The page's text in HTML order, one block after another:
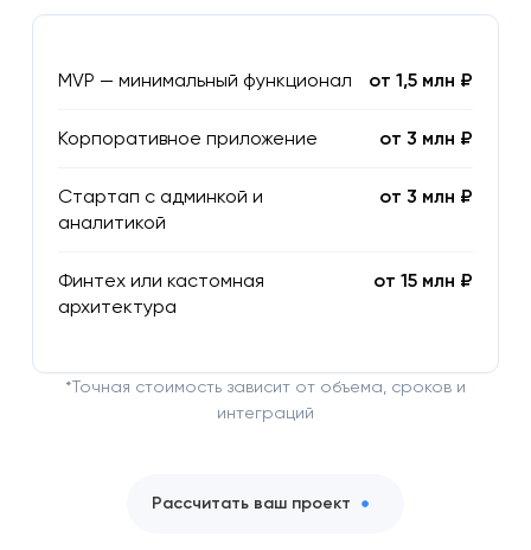
MVP — минимальный функционал от 1,5 млн ₽
Корпоративное приложение от 3 млн ₽
Стартап с админкой и
аналитикой
от 3 млн ₽
Финтех или кастомная
архитектура
от 15 млн ₽
*Точная стоимость зависит от объема, сроков и
интеграций
Рассчитать ваш проект